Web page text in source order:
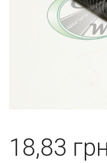
18,83